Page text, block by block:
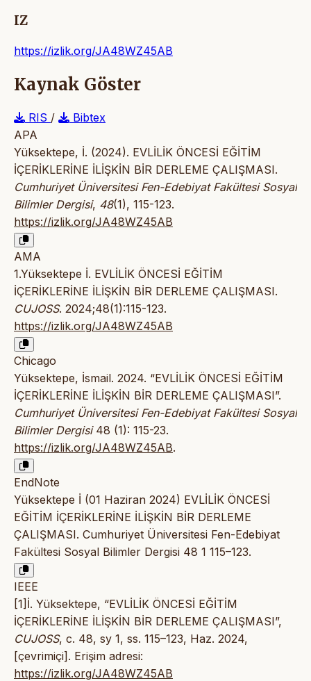
IZ
https://izlik.org/JA48WZ45AB
Kaynak Göster
RIS /
Bibtex
APA
Yüksektepe, İ. (2024). EVLİLİK ÖNCESİ EĞİTİM
İÇERİKLERİNE İLİŞKİN BİR DERLEME ÇALIŞMASI.
Cumhuriyet Üniversitesi Fen-Edebiyat Fakültesi Sosyal
Bilimler Dergisi, 48(1), 115-123.
https://izlik.org/JA48WZ45AB
AMA
1.Yüksektepe İ. EVLİLİK ÖNCESİ EĞİTİM
İÇERİKLERİNE İLİŞKİN BİR DERLEME ÇALIŞMASI.
CUJOSS. 2024;48(1):115-123.
https://izlik.org/JA48WZ45AB
Chicago
Yüksektepe, İsmail. 2024. “EVLİLİK ÖNCESİ EĞİTİM
İÇERİKLERİNE İLİŞKİN BİR DERLEME ÇALIŞMASI”.
Cumhuriyet Üniversitesi Fen-Edebiyat Fakültesi Sosyal
Bilimler Dergisi48 (1): 115-23.
https://izlik.org/JA48WZ45AB.
EndNote
Yüksektepe İ (01 Haziran 2024) EVLİLİK ÖNCESİ
EĞİTİM İÇERİKLERİNE İLİŞKİN BİR DERLEME
ÇALIŞMASI. Cumhuriyet Üniversitesi Fen-Edebiyat
Fakültesi Sosyal Bilimler Dergisi 48 1 115–123.
IEEE
[1]İ. Yüksektepe, “EVLİLİK ÖNCESİ EĞİTİM
İÇERİKLERİNE İLİŞKİN BİR DERLEME ÇALIŞMASI”,
CUJOSS, c. 48, sy 1, ss. 115–123, Haz. 2024,
[çevrimiçi]. Erişim adresi:
https://izlik.org/JA48WZ45AB